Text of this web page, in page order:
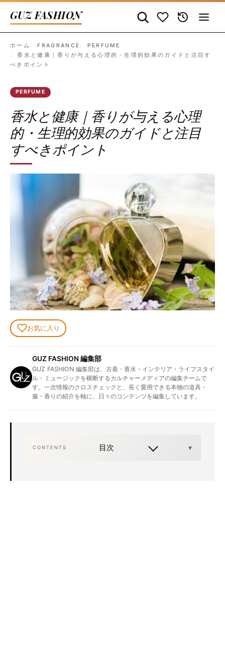
GUZ FASHION
ホーム FRAGRANCE
PERFUME
香水と健康｜香りが与える心理的・生理的効果のガイドと注目す
べきポイント
PERFUME
香水と健康｜香りが与える心理
的・生理的効果のガイドと注目
すべきポイント
お気に入り
GUZ FASHION 編集部
GUZ FASHION 編集部は、古着・香水・インテリア・ライフスタイ
ル・ミュージックを横断するカルチャーメディアの編集チームで
す。一次情報のクロスチェックと、長く愛用できる本物の道具・
服・香りの紹介を軸に、日々のコンテンツを編集しています。
CONTENTS 目次